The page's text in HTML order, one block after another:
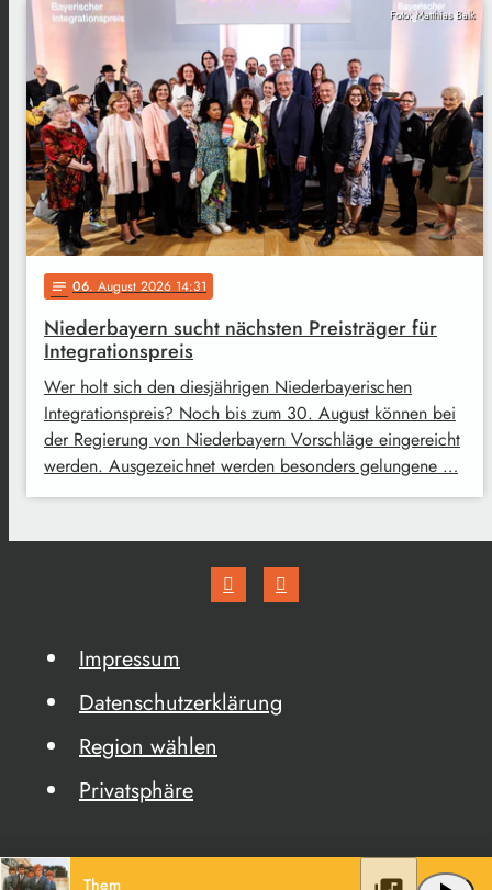
Foto: Matthias Balk
notes 06. August 2026 14:31
Niederbayern sucht nächsten Preisträger für
Integrationspreis
Wer holt sich den diesjährigen Niederbayerischen
Integrationspreis? Noch bis zum 30. August können bei
der Regierung von Niederbayern Vorschläge eingereicht
werden. Ausgezeichnet werden besonders gelungene …
Impressum
Datenschutzerklärung
Region wählen
Privatsphäre
Them